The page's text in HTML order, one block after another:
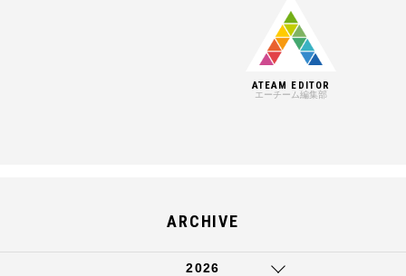
ATEAM EDITOR
エーチーム編集部
ARCHIVE
2026